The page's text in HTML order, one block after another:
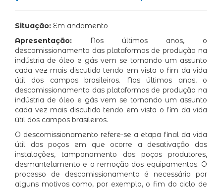
Situação: Em andamento
Apresentação: Nos últimos anos, o
descomissionamento das plataformas de produção na
indústria de óleo e gás vem se tornando um assunto
cada vez mais discutido tendo em vista o fim da vida
útil dos campos brasileiros. Nos últimos anos, o
descomissionamento das plataformas de produção na
indústria de óleo e gás vem se tornando um assunto
cada vez mais discutido tendo em vista o fim da vida
útil dos campos brasileiros.
O descomissionamento refere-se a etapa final da vida
útil dos poços em que ocorre a desativação das
instalações, tamponamento dos poços produtores,
desmantelamento e a remoção dos equipamentos. O
processo de descomissionamento é necessário por
alguns motivos como, por exemplo, o fim do ciclo de